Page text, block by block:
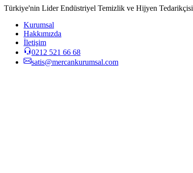
Türkiye'nin Lider Endüstriyel Temizlik ve Hijyen Tedarikçisi
Kurumsal
Hakkımızda
İletişim
0212 521 66 68
satis@mercankurumsal.com